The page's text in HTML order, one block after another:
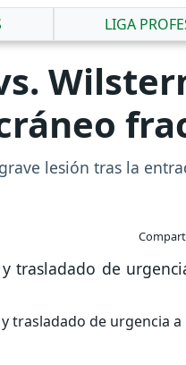
LIGA
lesión tras la
trasladado de urgencia